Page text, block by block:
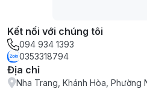
Kết nối với chúng tôi
094 934 1393
0353318794
Địa chỉ
Nha Trang, Khánh Hòa, Phường